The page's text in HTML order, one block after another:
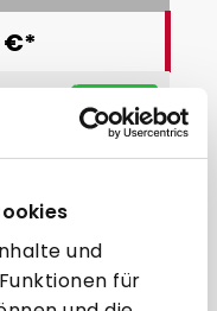
und
für
€*
-12.5%
-35.1%